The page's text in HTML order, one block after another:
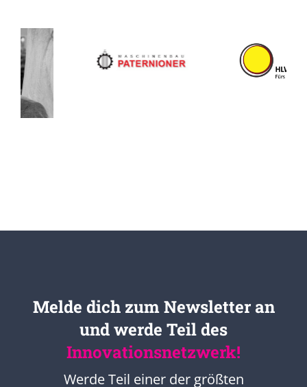
Melde dich zum Newsletter an
und werde Teil des
Innovationsnetzwerk!